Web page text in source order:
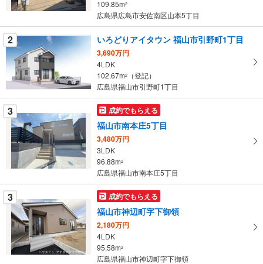
条
件
を
マ
イ
ペ
ー
ジ
に
保
存
す
る
109.85m2
広島県広島市安佐南区山本5丁目
2 いろどりアイタウン 福山市引野町1丁目
3,690万円
4LDK
102.67m2
（登記）
広島県福山市引野町1丁目
3 成約でもらえる
福山市南本庄5丁目
3,480万円
3LDK
96.88m2
広島県福山市南本庄5丁目
3 成約でもらえる
福山市神辺町字下御領
2,180万円
4LDK
95.58m2
広島県福山市神辺町字下御領